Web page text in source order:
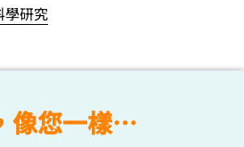
學研究
像您一樣…